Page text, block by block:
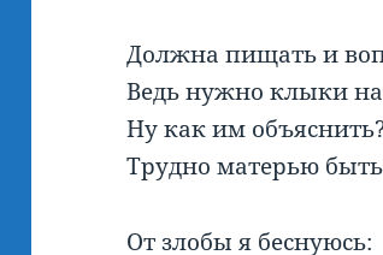
Должна пищать и
Ведь нужно клыки
Ну как им
Трудно матерью
От злобы я беснуюсь: